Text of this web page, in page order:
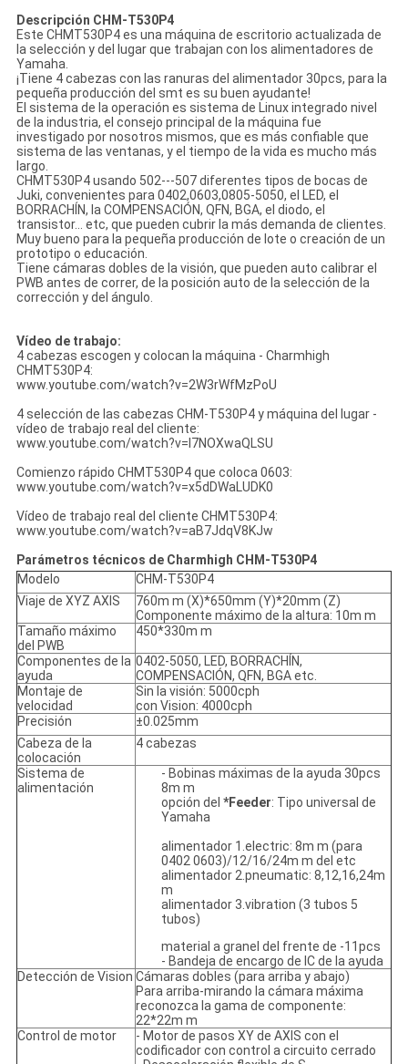
Descripción CHM-T530P4
Este CHMT530P4 es una máquina de escritorio actualizada de
la selección y del lugar que trabajan con los alimentadores de
Yamaha.
¡Tiene 4 cabezas con las ranuras del alimentador 30pcs, para la
pequeña producción del smt es su buen ayudante!
El sistema de la operación es sistema de Linux integrado nivel
de la industria, el consejo principal de la máquina fue
investigado por nosotros mismos, que es más confiable que
sistema de las ventanas, y el tiempo de la vida es mucho más
largo.
CHMT530P4 usando 502---507 diferentes tipos de bocas de
Juki, convenientes para 0402,0603,0805-5050, el LED, el
BORRACHÍN, la COMPENSACIÓN, QFN, BGA, el diodo, el
transistor… etc, que pueden cubrir la más demanda de clientes.
Muy bueno para la pequeña producción de lote o creación de un
prototipo o educación.
Tiene cámaras dobles de la visión, que pueden auto calibrar el
PWB antes de correr, de la posición auto de la selección de la
corrección y del ángulo.
Vídeo de trabajo:
4 cabezas escogen y colocan la máquina - Charmhigh
CHMT530P4:
www.youtube.com/watch?v=2W3rWfMzPoU
4 selección de las cabezas CHM-T530P4 y máquina del lugar -
vídeo de trabajo real del cliente:
www.youtube.com/watch?v=l7NOXwaQLSU
Comienzo rápido CHMT530P4 que coloca 0603:
www.youtube.com/watch?v=x5dDWaLUDK0
Vídeo de trabajo real del cliente CHMT530P4:
www.youtube.com/watch?v=aB7JdqV8KJw
Parámetros técnicos de Charmhigh CHM-T530P4
Modelo
CHM-T530P4
Viaje de XYZ AXIS
760m m (X)*650mm (Y)*20mm (Z)
Componente máximo de la altura: 10m m
Tamaño máximo
del PWB
450*330m m
Componentes de la
ayuda
0402-5050, LED, BORRACHÍN,
COMPENSACIÓN, QFN, BGA etc.
Montaje de
velocidad
Sin la visión: 5000cph
con Vision: 4000cph
Precisión
±0.025mm
Cabeza de la
colocación
4 cabezas
Sistema de
alimentación
- Bobinas máximas de la ayuda 30pcs
8m m
opción del *Feeder: Tipo universal de
Yamaha
alimentador 1.electric: 8m m (para
0402 0603)/12/16/24m m del etc
alimentador 2.pneumatic: 8,12,16,24m
m
alimentador 3.vibration (3 tubos 5
tubos)
material a granel del frente de -11pcs
- Bandeja de encargo de IC de la ayuda
Detección de Vision Cámaras dobles (para arriba y abajo)
Para arriba-mirando la cámara máxima
reconozca la gama de componente:
22*22m m
Control de motor
- Motor de pasos XY de AXIS con el
codificador con control a circuito cerrado